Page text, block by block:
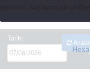
Tarih: